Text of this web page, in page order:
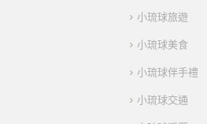
小琉球旅遊
小琉球美食
小琉球伴手禮
小琉球交通